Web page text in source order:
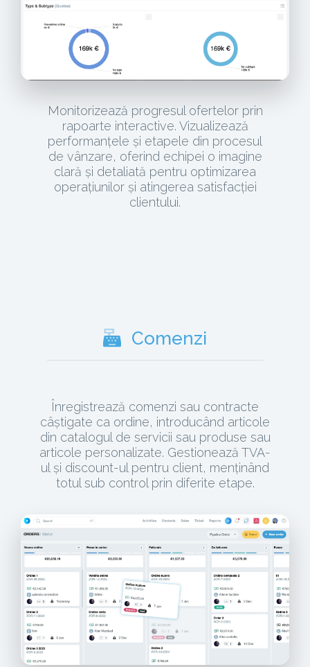
Monitorizează progresul ofertelor prin
rapoarte interactive. Vizualizează
performanțele și etapele din procesul
de vânzare, oferind echipei o imagine
clară și detaliată pentru optimizarea
operațiunilor și atingerea satisfacției
clientului.
Comenzi
Înregistrează comenzi sau contracte
câștigate ca ordine, introducând articole
din catalogul de servicii sau produse sau
articole personalizate. Gestionează TVA-
ul și discount-ul pentru client, menținând
totul sub control prin diferite etape.